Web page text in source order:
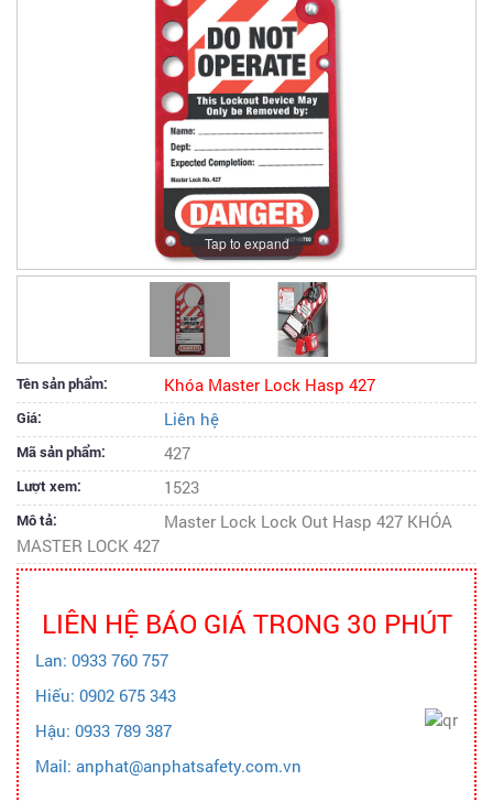
Tap to expand
Tên sản phẩm: Khóa Master Lock Hasp 427
Giá: Liên hệ
Mã sản phẩm: 427
Lượt xem: 1523
Mô tả:
Master Lock Lock Out Hasp 427 KHÓA
MASTER LOCK 427
LIÊN HỆ BÁO GIÁ TRONG 30 PHÚT
Lan: 0933 760 757
Hiếu: 0902 675 343
Hậu: 0933 789 387
Mail: anphat@anphatsafety.com.vn